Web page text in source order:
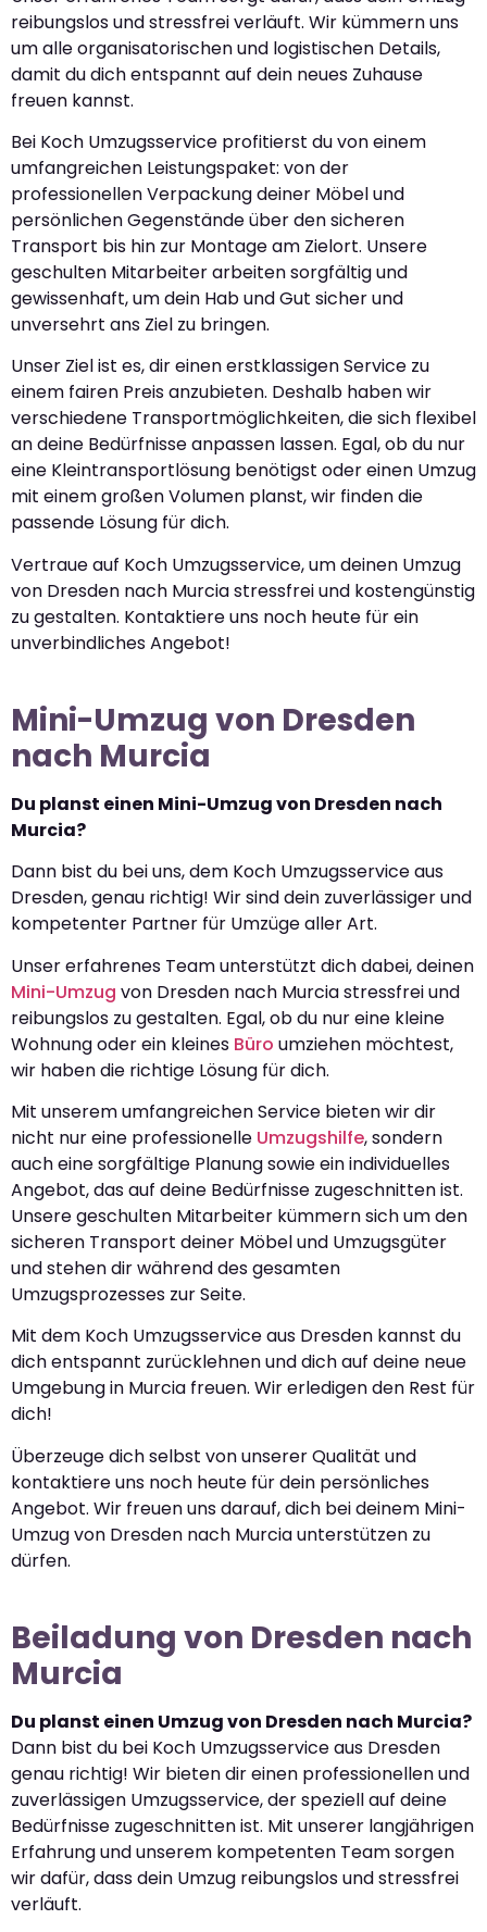
reibungslos und stressfrei verläuft. Wir kümmern uns
um alle organisatorischen und logistischen Details,
damit du dich entspannt auf dein neues Zuhause
freuen kannst.
Bei Koch Umzugsservice profitierst du von einem
umfangreichen Leistungspaket: von der
professionellen Verpackung deiner Möbel und
persönlichen Gegenstände über den sicheren
Transport bis hin zur Montage am Zielort. Unsere
geschulten Mitarbeiter arbeiten sorgfältig und
gewissenhaft, um dein Hab und Gut sicher und
unversehrt ans Ziel zu bringen.
Unser Ziel ist es, dir einen erstklassigen Service zu
einem fairen Preis anzubieten. Deshalb haben wir
verschiedene Transportmöglichkeiten, die sich flexibel
an deine Bedürfnisse anpassen lassen. Egal, ob du nur
eine Kleintransportlösung benötigst oder einen Umzug
mit einem großen Volumen planst, wir finden die
passende Lösung für dich.
Vertraue auf Koch Umzugsservice, um deinen Umzug
von Dresden nach Murcia stressfrei und kostengünstig
zu gestalten. Kontaktiere uns noch heute für ein
unverbindliches Angebot!
Mini-Umzug von Dresden
nach Murcia
Du planst einen Mini-Umzug von Dresden nach
Murcia?
Dann bist du bei uns, dem Koch Umzugsservice aus
Dresden, genau richtig! Wir sind dein zuverlässiger und
kompetenter Partner für Umzüge aller Art.
Unser erfahrenes Team unterstützt dich dabei, deinen
Mini-Umzug von Dresden nach Murcia stressfrei und
reibungslos zu gestalten. Egal, ob du nur eine kleine
Wohnung oder ein kleines Büro umziehen möchtest,
wir haben die richtige Lösung für dich.
Mit unserem umfangreichen Service bieten wir dir
nicht nur eine professionelle Umzugshilfe, sondern
auch eine sorgfältige Planung sowie ein individuelles
Angebot, das auf deine Bedürfnisse zugeschnitten ist.
Unsere geschulten Mitarbeiter kümmern sich um den
sicheren Transport deiner Möbel und Umzugsgüter
und stehen dir während des gesamten
Umzugsprozesses zur Seite.
Mit dem Koch Umzugsservice aus Dresden kannst du
dich entspannt zurücklehnen und dich auf deine neue
Umgebung in Murcia freuen. Wir erledigen den Rest für
dich!
Überzeuge dich selbst von unserer Qualität und
kontaktiere uns noch heute für dein persönliches
Angebot. Wir freuen uns darauf, dich bei deinem Mini-
Umzug von Dresden nach Murcia unterstützen zu
dürfen.
Beiladung von Dresden nach
Murcia
Du planst einen Umzug von Dresden nach Murcia?
Dann bist du bei Koch Umzugsservice aus Dresden
genau richtig! Wir bieten dir einen professionellen und
zuverlässigen Umzugsservice, der speziell auf deine
Bedürfnisse zugeschnitten ist. Mit unserer langjährigen
Erfahrung und unserem kompetenten Team sorgen
wir dafür, dass dein Umzug reibungslos und stressfrei
verläuft.